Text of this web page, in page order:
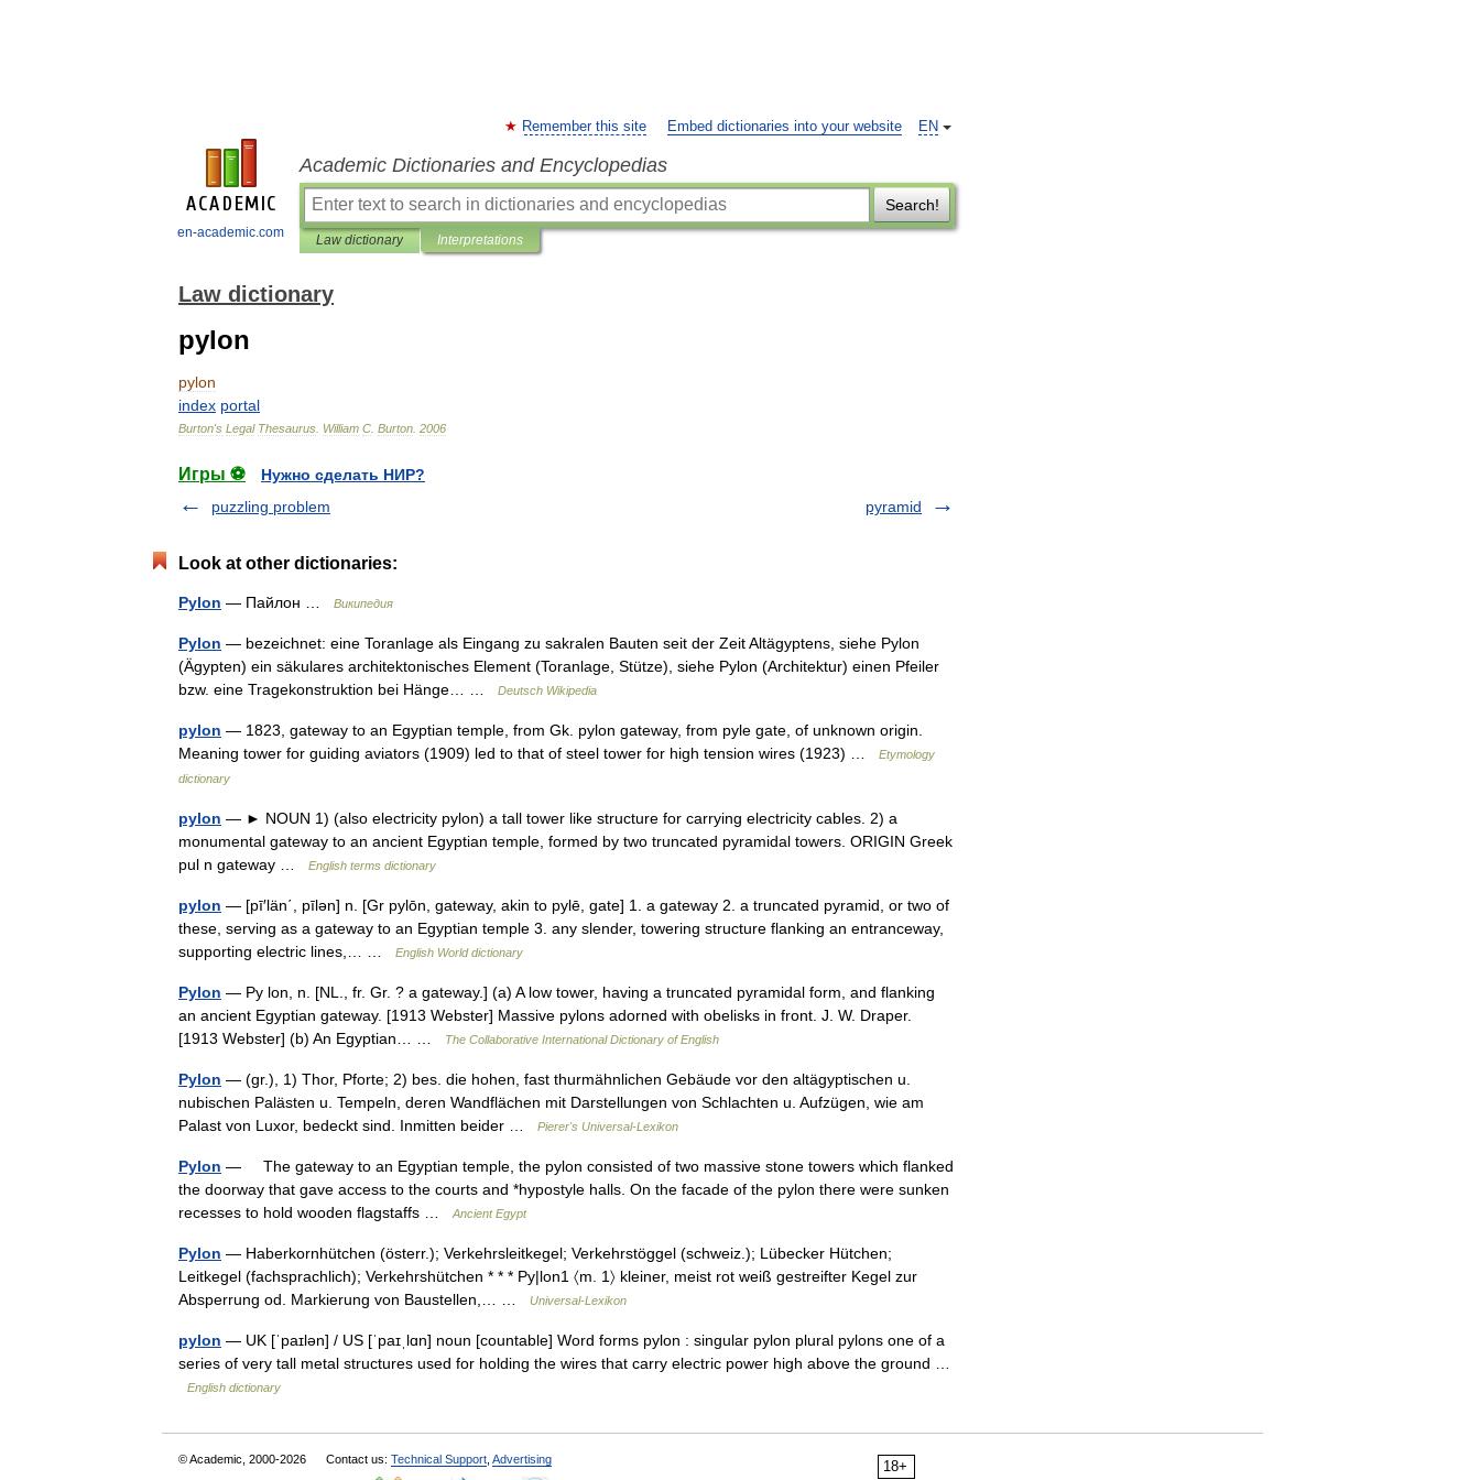
en-academic.com
EN
Remember this site Embed dictionaries into your website
Academic Dictionaries and Encyclopedias
Search!
Law dictionary Interpretations
Law dictionary
pylon
pylon
index portal
Burton's Legal Thesaurus William C Burton 2006
Игры ⚽
Нужно сделать НИР?
puzzling problem
pyramid
Look at other dictionaries:
Pylon — Пайлон … Википедия
Pylon — bezeichnet: eine Toranlage als Eingang zu sakralen Bauten seit der Zeit Altägyptens, siehe Pylon
(Ägypten) ein säkulares architektonisches Element (Toranlage, Stütze), siehe Pylon (Architektur) einen Pfeiler
bzw. eine Tragekonstruktion bei Hänge… …
Deutsch Wikipedia
pylon — 1823, gateway to an Egyptian temple, from Gk. pylon gateway, from pyle gate, of unknown origin.
Meaning tower for guiding aviators (1909) led to that of steel tower for high tension wires (1923) …
Etymology
dictionary
pylon — ► NOUN 1) (also electricity pylon) a tall tower like structure for carrying electricity cables. 2) a
monumental gateway to an ancient Egyptian temple, formed by two truncated pyramidal towers. ORIGIN Greek
pul n gateway …
English terms dictionary
pylon — [pī′län΄, pīlən] n. [Gr pylōn, gateway, akin to pylē, gate] 1. a gateway 2. a truncated pyramid, or two of
these, serving as a gateway to an Egyptian temple 3. any slender, towering structure flanking an entranceway,
supporting electric lines,… …
English World dictionary
Pylon — Py lon, n. [NL., fr. Gr. ? a gateway.] (a) A low tower, having a truncated pyramidal form, and flanking
an ancient Egyptian gateway. [1913 Webster] Massive pylons adorned with obelisks in front. J. W. Draper.
[1913 Webster] (b) An Egyptian… …
The Collaborative International Dictionary of English
Pylon — (gr.), 1) Thor, Pforte; 2) bes. die hohen, fast thurmähnlichen Gebäude vor den altägyptischen u.
nubischen Palästen u. Tempeln, deren Wandflächen mit Darstellungen von Schlachten u. Aufzügen, wie am
Palast von Luxor, bedeckt sind. Inmitten beider …
Pierer's Universal-Lexikon
Pylon — The gateway to an Egyptian temple, the pylon consisted of two massive stone towers which flanked
the doorway that gave access to the courts and *hypostyle halls. On the facade of the pylon there were sunken
recesses to hold wooden flagstaffs …
Ancient Egypt
Pylon — Haberkornhütchen (österr.); Verkehrsleitkegel; Verkehrstöggel (schweiz.); Lübecker Hütchen;
Leitkegel (fachsprachlich); Verkehrshütchen * * * Py|lon1 〈m. 1〉 kleiner, meist rot weiß gestreifter Kegel zur
Absperrung od. Markierung von Baustellen,… …
Universal-Lexikon
pylon — UK [ˈpaɪlən] / US [ˈpaɪˌlɑn] noun [countable] Word forms pylon : singular pylon plural pylons one of a
series of very tall metal structures used for holding the wires that carry electric power high above the ground …
English dictionary
18+
© Academic, 2000-2026 Contact us: Technical Support Advertising